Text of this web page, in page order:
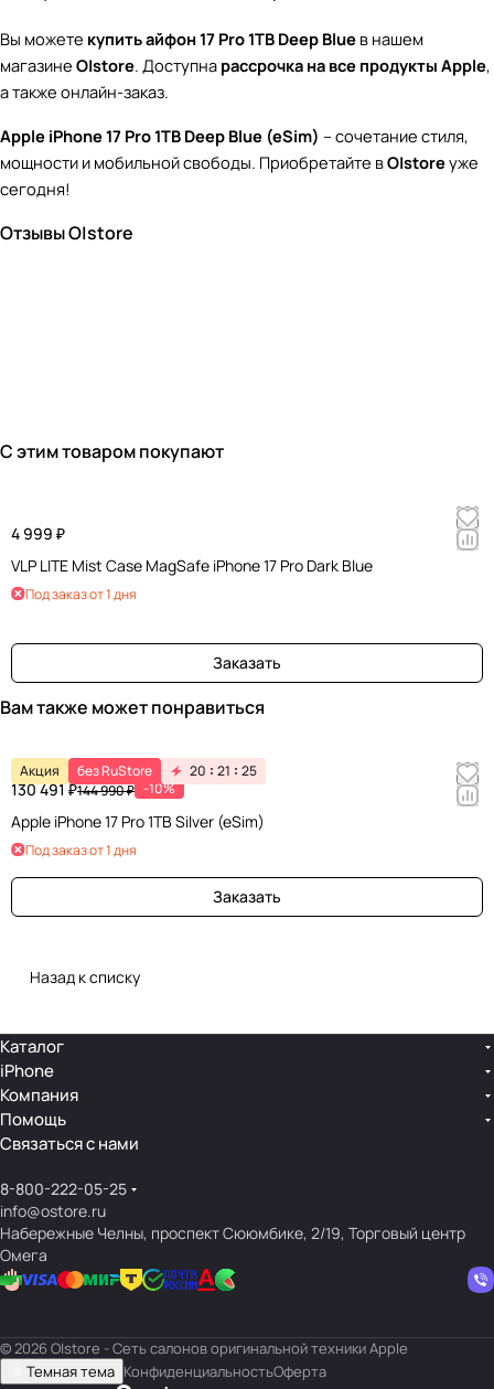
Вы можете купить айфон 17 Pro 1TB Deep Blue в нашем
магазине O|store. Доступна рассрочка на все продукты Apple,
а также онлайн-заказ.
Apple iPhone 17 Pro 1TB Deep Blue (eSim) – сочетание стиля,
мощности и мобильной свободы. Приобретайте вO|storeуже
сегодня!
Отзывы O|store
С этим товаром покупают
4 999 ₽
VLP LITE Mist Case MagSafe iPhone 17 Pro Dark Blue
Под заказ от 1 дня
Заказать
Вам также может понравиться
Акция без RuStore 20 21 25
130 491 ₽144 990 ₽ -10%
Apple iPhone 17 Pro 1TB Silver (eSim)
Под заказ от 1 дня
Заказать
Назад к списку
Каталог
iPhone
Компания
Помощь
Связаться с нами
8-800-222-05-25
info@ostore.ru
Набережные Челны, проспект Сююмбике, 2/19, Торговый центр
Омега
© 2026 O|store - Сеть салонов оригинальной техники Apple
Темная тема КонфиденциальностьОферта